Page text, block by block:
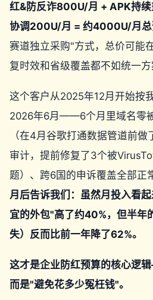
红&防反诈800U/月 + APK持
协调200U/月 = 约4000U/月总
赛道独立采购"方式，总价可能
复时效和省级覆盖都不如统一方
这个客户从2025年12月开始按
2026年6月——6个月里域名零
（在4月谷歌打通数据管道前
审计，提前修复了3个被
题）、跨6国的申诉覆盖全部正
月后告诉我们：虽然月投入看
宜的外包"高了约40%，但半年
失）反而比前一年降了62%。
这才是企业防红预算的核心逻
而是"避免花多少冤枉钱"。